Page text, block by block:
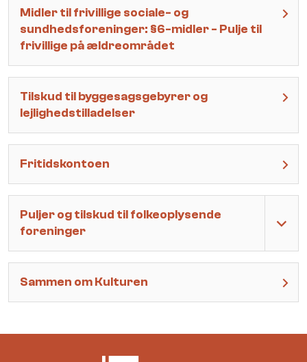
Midler til frivillige sociale- og
sundhedsforeninger: §6-midler - Pulje til
frivillige på ældreområdet
Tilskud til byggesagsgebyrer og
lejlighedstilladelser
Fritidskontoen
Puljer og tilskud til folkeoplysende
foreninger
Sammen om Kulturen